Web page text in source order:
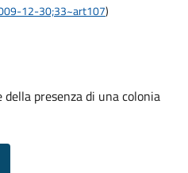
12-30;33~art107)
presenza di una colonia